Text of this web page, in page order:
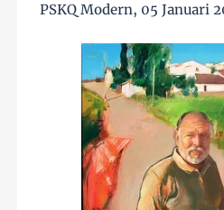
PSKQ Modern, 05 Januari